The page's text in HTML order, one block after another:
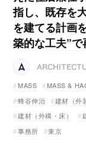
指し、既存を
を建てる計画
築的な工夫”で
MASS
MASS &
蜂谷伸治
建材（外
建材（外構・床）
事務所
東京